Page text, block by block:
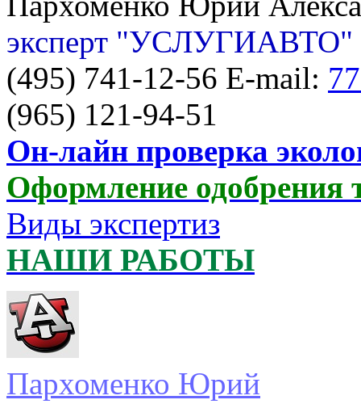
эксперт "УСЛУГИАВТО"
(495) 741-12-56 E-mail:
(965) 121-94-51
Он-лайн проверка
Оформление
Виды экспертиз
НАШИ РАБОТЫ
Пархоменко Юрий